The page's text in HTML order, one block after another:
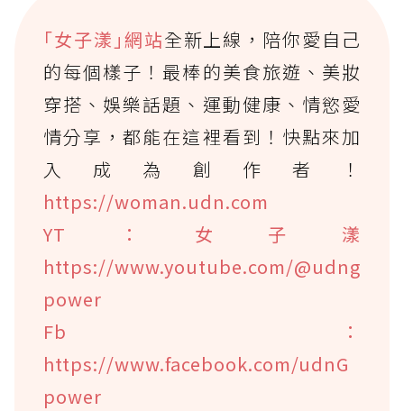
｢女子漾｣網站全新上線，陪你愛自己
的每個樣子！最棒的美食旅遊、美妝
穿搭、娛樂話題、運動健康、情慾愛
情分享，都能在這裡看到！快點來加
入成為創作者！
https://woman.udn.com
YT：女子漾
https://www.youtube.com/@udng
power
Fb：
https://www.facebook.com/udnG
power